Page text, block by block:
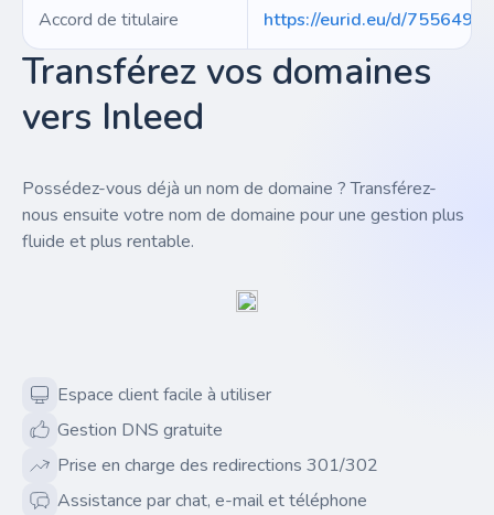
Accord de titulaire https://eurid.eu/d/7556497/
Transférez vos domaines
vers Inleed
Possédez-vous déjà un nom de domaine ? Transférez-
nous ensuite votre nom de domaine pour une gestion plus
fluide et plus rentable.
Espace client facile à utiliser
Gestion DNS gratuite
Prise en charge des redirections 301/302
Assistance par chat, e-mail et téléphone